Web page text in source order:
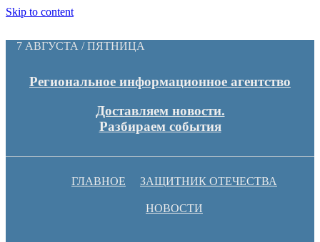
Skip to content
7 АВГУСТА / ПЯТНИЦА
Региональное информационное агентство
Доставляем новости.
Разбираем события
ГЛАВНОЕ ЗАЩИТНИК ОТЕЧЕСТВА
НОВОСТИ